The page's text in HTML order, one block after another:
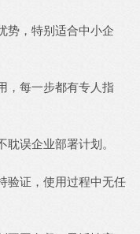
势，特别适合中小企
，每一步都有专人指
误企业部署计划。
验证，使用过程中无任